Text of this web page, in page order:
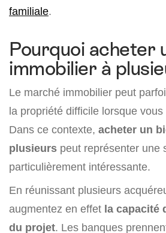
familiale.
Pourquoi acheter
immobilier à
Le marché immobilier peut
la propriété difficile lorsque
Dans ce contexte, acheter un
plusieurs peut représenter une
particulièrement intéressante.
En réunissant plusieurs
augmentez en effet la capacité
du projet. Les banques